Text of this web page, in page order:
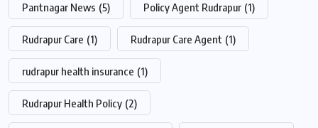
Pantnagar News (5) Policy Agent Rudrapur (1)
Rudrapur Care (1) Rudrapur Care Agent (1)
rudrapur health insurance (1)
Rudrapur Health Policy (2)